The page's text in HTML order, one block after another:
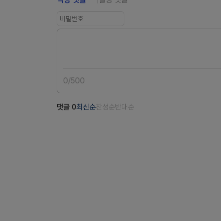
0/500
댓글 0최신순찬성순반대순